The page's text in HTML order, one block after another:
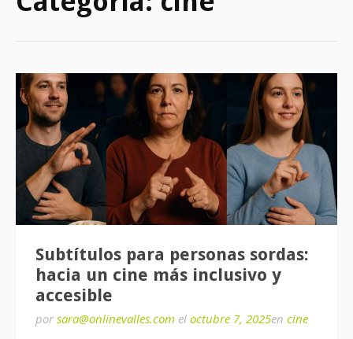
Subtítulos para personas sordas:
hacia un cine más inclusivo y
accesible
por sara@onlinevalles.com el octubre 7, 2025en cine